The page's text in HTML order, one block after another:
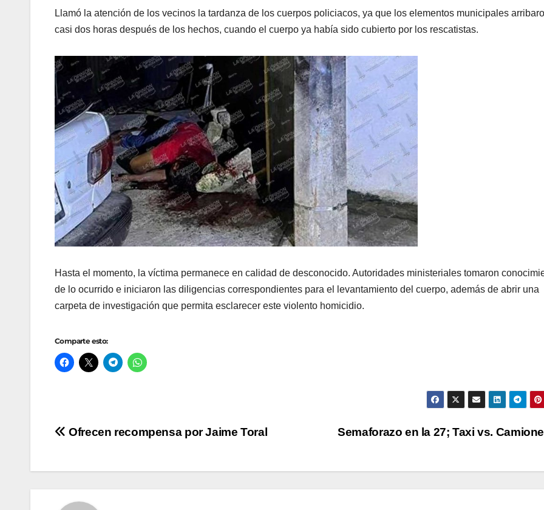
Llamó la atención de los vecinos la tardanza de los cuerpos policiacos, ya que los elementos municipales
casi dos horas después de los hechos, cuando el cuerpo ya había sido cubierto por los rescatistas.
Hasta el momento, la víctima permanece en calidad de desconocido. Autoridades ministeriales tomaron
de lo ocurrido e iniciaron las diligencias correspondientes para el levantamiento del cuerpo, además de abrir una
carpeta de investigación que permita esclarecer este violento homicidio.
Comparte esto:
Navegación
Semaforazo en la 27; Taxi vs.
Ofrecen recompensa por Jaime Toral